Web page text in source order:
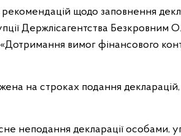
щодо заповнення
Держлісагентства Безкровним
вимог фінансового
на строках подання
неподання декларації особами,